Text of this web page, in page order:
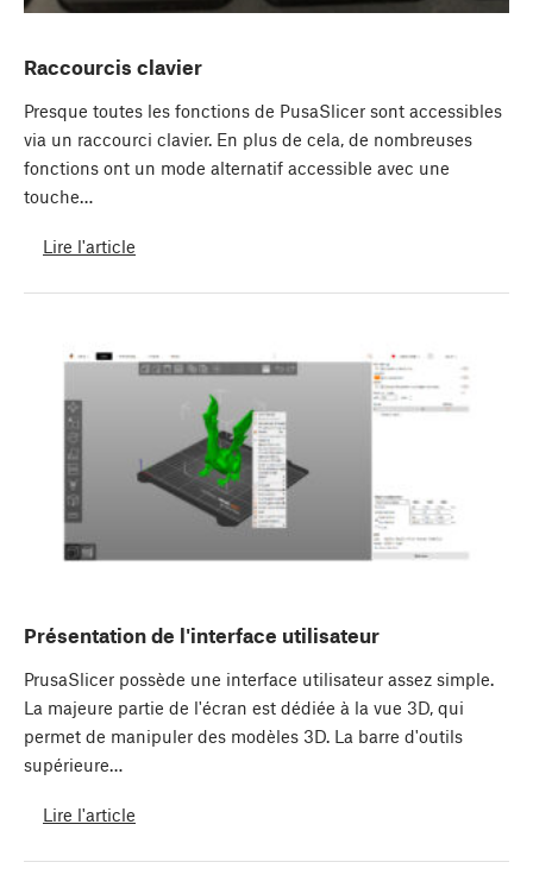
Raccourcis clavier
Presque toutes les fonctions de PusaSlicer sont accessibles
via un raccourci clavier. En plus de cela, de nombreuses
fonctions ont un mode alternatif accessible avec une
touche…
Lire l'article
Présentation de l'interface utilisateur
PrusaSlicer possède une interface utilisateur assez simple.
La majeure partie de l'écran est dédiée à la vue 3D, qui
permet de manipuler des modèles 3D. La barre d'outils
supérieure…
Lire l'article